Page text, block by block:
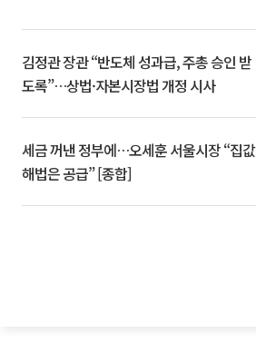
김정관 장관 “반도체 성과급, 주총 승인 받
도록”…상법·자본시장법 개정 시사
세금 꺼낸 정부에…오세훈 서울시장 “집값
해법은 공급” [종합]